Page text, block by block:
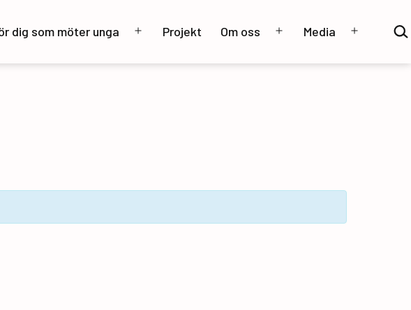
dig som möter unga
ÖppnaProjekt Om oss
ÖppnaMedia
Öppna
Sök
…